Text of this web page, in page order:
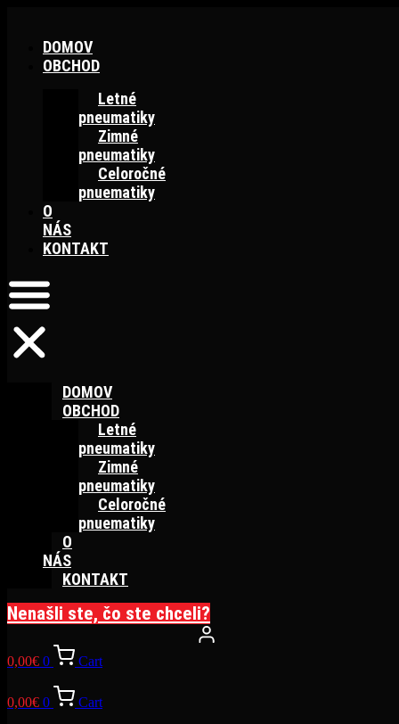
DOMOV
OBCHOD
Letné
pneumatiky
Zimné
pneumatiky
Celoročné
pnuematiky
O
NÁS
KONTAKT
DOMOV
OBCHOD
Letné
pneumatiky
Zimné
pneumatiky
Celoročné
pnuematiky
O
NÁS
KONTAKT
Nenašli ste, čo ste chceli?
0,00€ 0 Cart
0,00€ 0 Cart